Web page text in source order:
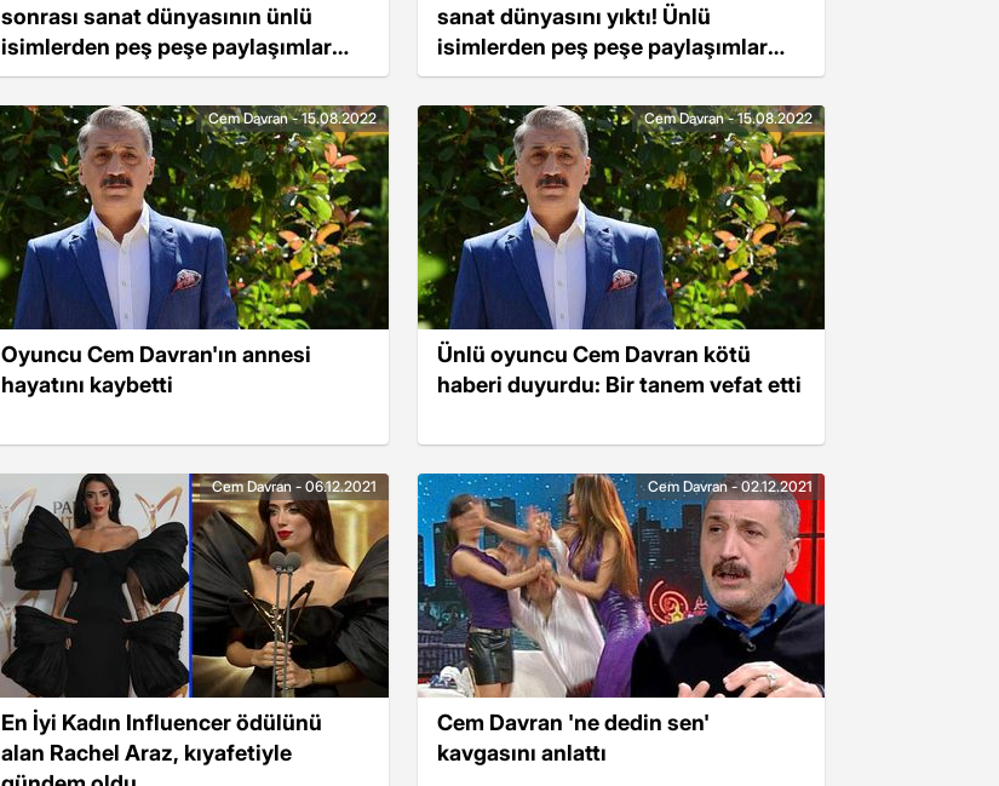
sonrası sanat dünyasının ünlü
isimlerden peş peşe paylaşımlar
geldi
sanat dünyasını yıktı! Ünlü
isimlerden peş peşe paylaşımlar
geldi
Oyuncu Cem Davran'ın annesi
hayatını kaybetti
Cem Davran - 15.08.2022
Ünlü oyuncu Cem Davran kötü
haberi duyurdu: Bir tanem vefat etti
Cem Davran - 15.08.2022
En İyi Kadın Influencer ödülünü
alan Rachel Araz, kıyafetiyle
Cem Davran - 06.12.2021
Cem Davran 'ne dedin sen'
kavgasını anlattı
Cem Davran - 02.12.2021